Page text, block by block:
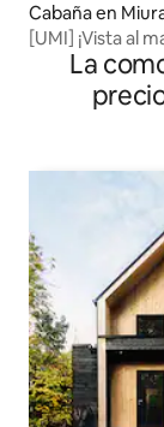
Cabaña en
[UMI] ¡Vista al
renovada
La